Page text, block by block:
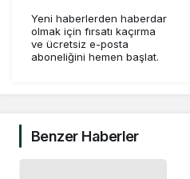
Yeni haberlerden haberdar
olmak için fırsatı kaçırma
ve ücretsiz e-posta
aboneliğini hemen başlat.
Benzer Haberler